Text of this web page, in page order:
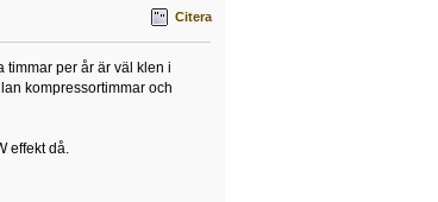
Citera
timmar per år är väl klen i
kompressortimmar och
effekt då.